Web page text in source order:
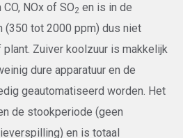
NOx of SO2 en is in de
(350 tot 2000 ppm) dus niet
Zuiver koolzuur is makkelijk
dure apparatuur en de
geautomatiseerd worden. Het
de stookperiode (geen
en is totaal